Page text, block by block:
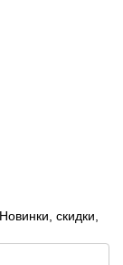
скидки,